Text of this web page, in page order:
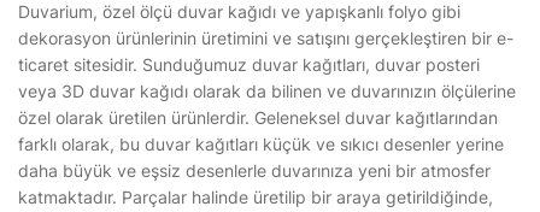
Duvarium, özel ölçü duvar kağıdı ve yapışkanlı folyo gibi
dekorasyon ürünlerinin üretimini ve satışını gerçekleştiren bir e-
ticaret sitesidir. Sunduğumuz duvar kağıtları, duvar posteri
veya 3D duvar kağıdı olarak da bilinen ve duvarınızın ölçülerine
özel olarak üretilen ürünlerdir. Geleneksel duvar kağıtlarından
farklı olarak, bu duvar kağıtları küçük ve sıkıcı desenler yerine
daha büyük ve eşsiz desenlerle duvarınıza yeni bir atmosfer
katmaktadır. Parçalar halinde üretilip bir araya getirildiğinde,